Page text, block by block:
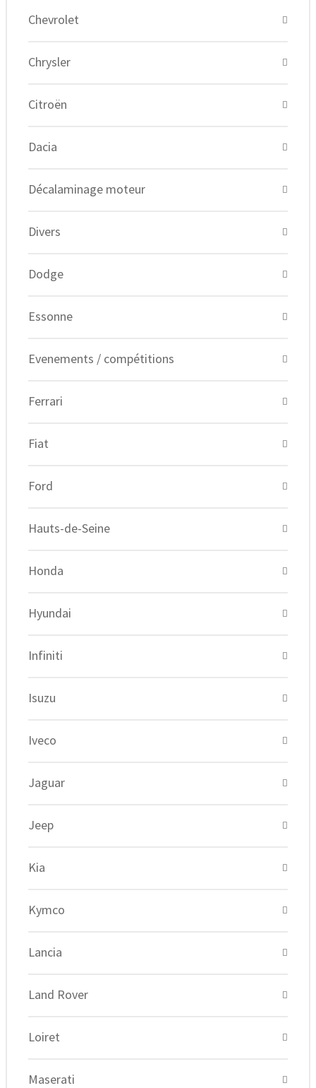
Chevrolet
Chrysler
Citroën
Dacia
Décalaminage moteur
Divers
Dodge
Essonne
Evenements / compétitions
Ferrari
Fiat
Ford
Hauts-de-Seine
Honda
Hyundai
Infiniti
Isuzu
Iveco
Jaguar
Jeep
Kia
Kymco
Lancia
Land Rover
Loiret
Maserati